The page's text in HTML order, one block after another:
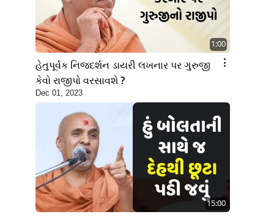
1:00
હેતુપૂર્વક નિજદર્શન ડાયરી લખનાર પર ગુરુજી
કેવો રાજીપો વરસાવશે ?
Dec 01, 2023
15:00